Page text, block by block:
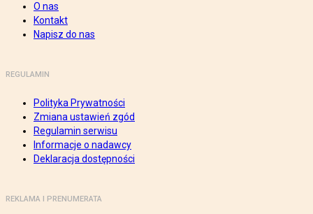
O nas
Kontakt
Napisz do nas
REGULAMIN
Polityka Prywatności
Zmiana ustawień zgód
Regulamin serwisu
Informacje o nadawcy
Deklaracja dostępności
REKLAMA I PRENUMERATA